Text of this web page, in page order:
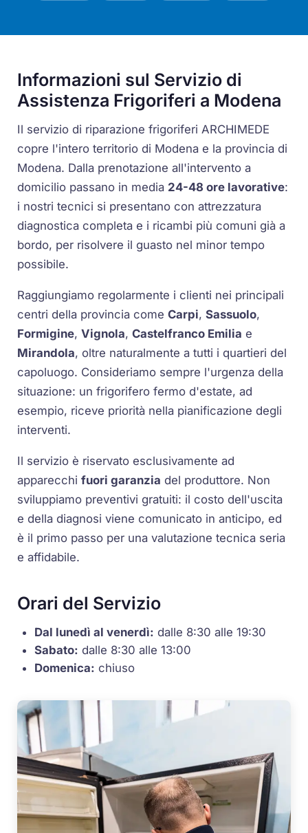
Informazioni sul Servizio di
Assistenza Frigoriferi a Modena
Il servizio di riparazione frigoriferi ARCHIMEDE
copre l'intero territorio di Modena e la provincia di
Modena. Dalla prenotazione all'intervento a
domicilio passano in media 24-48 ore lavorative:
i nostri tecnici si presentano con attrezzatura
diagnostica completa e i ricambi più comuni già a
bordo, per risolvere il guasto nel minor tempo
possibile.
Raggiungiamo regolarmente i clienti nei principali
centri della provincia comeCarpi,Sassuolo,
Formigine,Vignola,Castelfranco Emilia e
Mirandola, oltre naturalmente a tutti i quartieri del
capoluogo. Consideriamo sempre l'urgenza della
situazione: un frigorifero fermo d'estate, ad
esempio, riceve priorità nella pianificazione degli
interventi.
Il servizio è riservato esclusivamente ad
apparecchifuori garanzia del produttore. Non
sviluppiamo preventivi gratuiti: il costo dell'uscita
e della diagnosi viene comunicato in anticipo, ed
è il primo passo per una valutazione tecnica seria
e affidabile.
Orari del Servizio
Dal lunedì al venerdì: dalle 8:30 alle 19:30
Sabato: dalle 8:30 alle 13:00
Domenica: chiuso